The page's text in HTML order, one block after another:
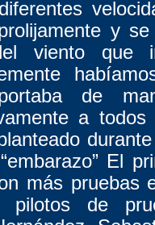
y
viento que
de
a
El
más pruebas
de